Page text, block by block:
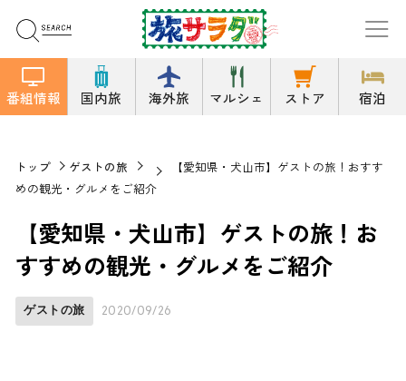
番組情報 国内旅 海外旅 マルシェ ストア 宿泊
トップ ゲストの旅
【愛知県・犬山市】ゲストの旅！おすす
めの観光・グルメをご紹介
【愛知県・犬山市】ゲストの旅！お
すすめの観光・グルメをご紹介
ゲストの旅 2020/09/26